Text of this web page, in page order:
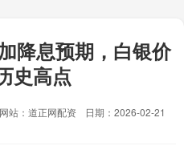
降息预期，白银价
史高点
网站：道正网配资
日期：2026-02-21